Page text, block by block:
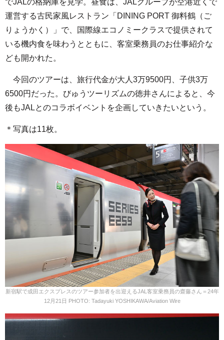
運営する古民家風レストラン「DINING PORT 御料鶴（ご
りょうかく）」で、国際線エコノミークラスで提供されて
いる機内食を味わうとともに、客室乗務員のお仕事紹介な
ども開かれた。
今回のツアーは、旅行代金が大人3万9500円、子供3万
6500円だった。びゅうツーリズムの徳井さんによると、今
後もJALとのコラボイベントを企画していきたいという。
＊写真は11枚。
新宿駅で成田エクスプレスのツアー参加者を出迎えるJAL客室乗務員の齋藤さん＝24年
12月21日 PHOTO: Tadayuki YOSHIKAWA/Aviation Wire